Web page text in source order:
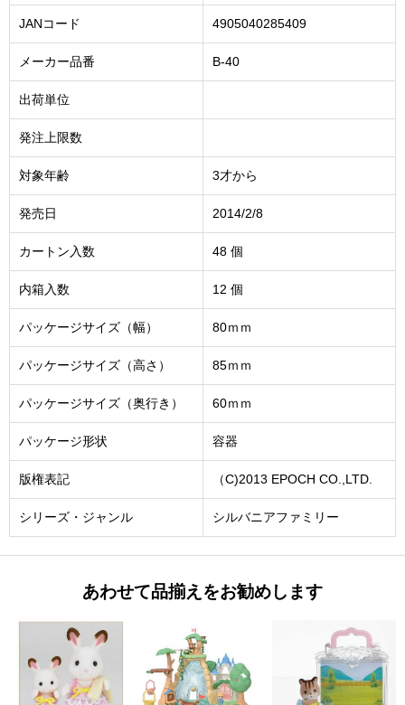
JANコード 4905040285409
メーカー品番 B-40
出荷単位
発注上限数
対象年齢 3才から
発売日 2014/2/8
カートン入数 48 個
内箱入数 12 個
パッケージサイズ（幅） 80ｍｍ
パッケージサイズ（高さ） 85ｍｍ
パッケージサイズ（奥行き） 60ｍｍ
パッケージ形状 容器
版権表記 （C)2013 EPOCH CO.,LTD.
シリーズ・ジャンル シルバニアファミリー
あわせて品揃えをお勧めします